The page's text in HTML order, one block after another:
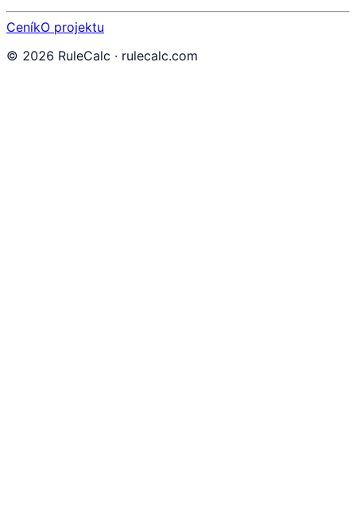
CeníkO projektu
© 2026 RuleCalc · rulecalc.com